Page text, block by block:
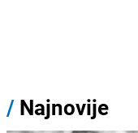
/ Najnovije